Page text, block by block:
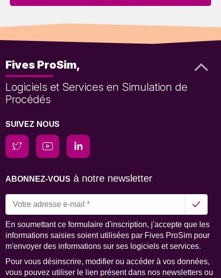
Fives ProSim,
Logiciels et Services en Simulation de
Procédés
SUIVEZ NOUS
ABONNEZ-VOUS à notre newsletter
En soumettant ce formulaire d'inscription, j'accepte que les
informations saisies soient utilisées par Fives ProSim pour
m'envoyer des informations sur ses logiciels et services.
Pour vous désinscrire, modifier ou accéder à vos données,
vous pouvez utiliser le lien présent dans nos newsletters ou